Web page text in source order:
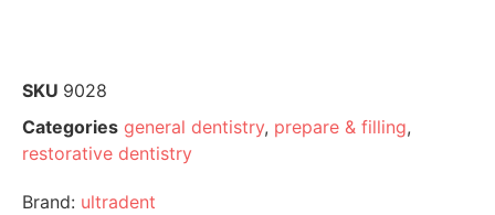
SKU 9028
Categories general dentistry, prepare & filling,
restorative dentistry
Brand: ultradent